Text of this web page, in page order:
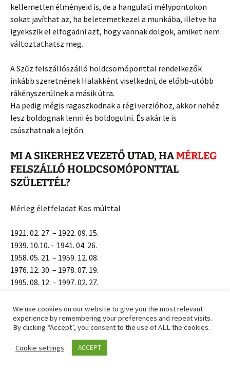
kellemetlen élményeid is, de a hangulati mélypontokon
sokat javíthat az, ha beletemetkezel a munkába, illetve ha
igyekszik el elfogadni azt, hogy vannak dolgok, amiket nem
változtathatsz meg.
A Szűz felszállószálló holdcsomóponttal rendelkezők
inkább szeretnének Halakként viselkedni, de előbb-utóbb
rákényszerülnek a másik útra.
Ha pedig mégis ragaszkodnak a régi verzióhoz, akkor nehéz
lesz boldognak lenni és boldogulni. És akár le is
csúszhatnak a lejtőn.
MI A SIKERHEZ VEZETŐ UTAD, HAMÉRLEG
FELSZÁLLÓ HOLDCSOMÓPONTTAL
SZÜLETTÉL?
Mérleg életfeladat Kos múlttal
1921. 02. 27. – 1922. 09. 15.
1939. 10.10. – 1941. 04. 26.
1958. 05. 21. – 1959. 12. 08.
1976. 12. 30. – 1978. 07. 19.
1995. 08. 12. – 1997. 02. 27.
Képzelje el úgy, mintha az előző életéből Kos típusú
önbizalmat, elszántságot, akaraterőt, bátorságot,
kezdeményező készséget hozott volna. Ahol arra
törekedett, hogy mindenben az első legyen, miközben
We use cookies on our website to give you the most relevant
experience by remembering your preferences and repeat visits.
By clicking “Accept”, you consent to the use of ALL the cookies.
Cookie settings ACCEPT